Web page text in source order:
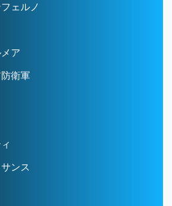
ェルノ
ア
衛軍
ンス